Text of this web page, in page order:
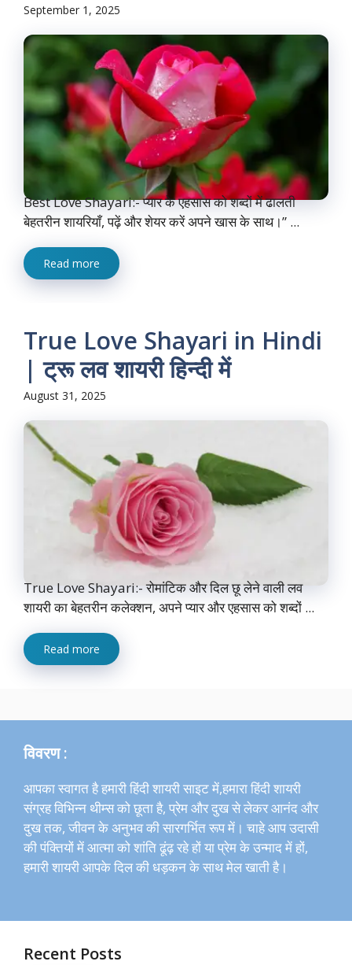
September 1, 2025
Best Love Shayari:- प्यार के एहसास को शब्दों में ढालती
बेहतरीन शायरियाँ, पढ़ें और शेयर करें अपने खास के साथ।” ...
Read more
True Love Shayari in Hindi
| ट्रू लव शायरी हिन्दी में
August 31, 2025
True Love Shayari:- रोमांटिक और दिल छू लेने वाली लव
शायरी का बेहतरीन कलेक्शन, अपने प्यार और एहसास को शब्दों ...
Read more
विवरण :
आपका स्वागत है हमारी हिंदी शायरी साइट में,हमारा हिंदी शायरी
संग्रह विभिन्न थीम्स को छूता है, प्रेम और दुख से लेकर आनंद और
दुख तक, जीवन के अनुभव की सारगर्भित रूप में। चाहे आप उदासी
की पंक्तियों में आत्मा को शांति ढूंढ़ रहे हों या प्रेम के उन्माद में हों,
हमारी शायरी आपके दिल की धड़कन के साथ मेल खाती है।
Recent Posts